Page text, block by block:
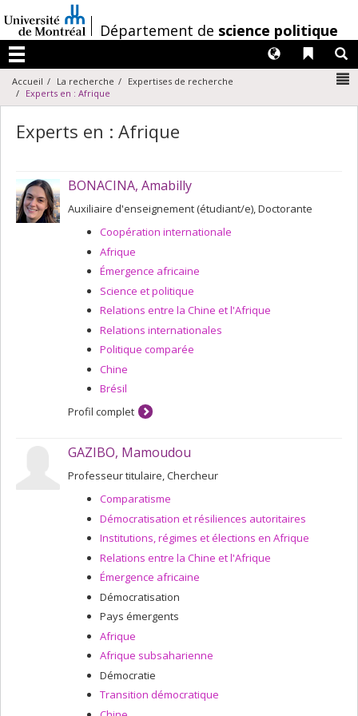
au
contenu
/Département de science politique
Menu
Liens
Langues
Accueil La recherche
Expertises de recherche
Experts en : Afrique
Experts en : Afrique
BONACINA, Amabilly
Auxiliaire d'enseignement (étudiant/e), Doctorante
Coopération internationale
Afrique
Émergence africaine
Science et politique
Relations entre la Chine et l'Afrique
Relations internationales
Politique comparée
Chine
Brésil
Profil complet
GAZIBO, Mamoudou
Professeur titulaire, Chercheur
Comparatisme
Démocratisation et résiliences autoritaires
Institutions, régimes et élections en Afrique
Relations entre la Chine et l'Afrique
Émergence africaine
Démocratisation
Pays émergents
Afrique
Afrique subsaharienne
Démocratie
Transition démocratique